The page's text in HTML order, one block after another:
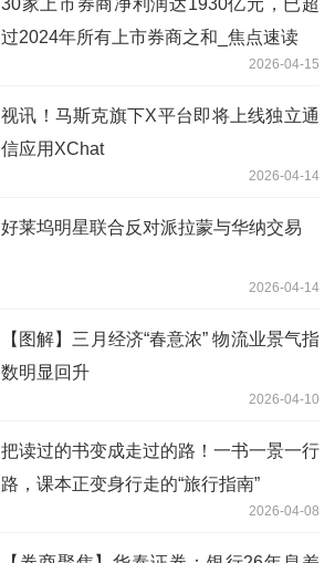
过2024年所有上市券商之和_焦点速读
2026-04-15
视讯！马斯克旗下X平台即将上线独立通
信应用XChat
2026-04-14
好莱坞明星联合反对派拉蒙与华纳交易
2026-04-14
【图解】三月经济“春意浓” 物流业景气指
数明显回升
2026-04-10
把读过的书变成走过的路！一书一景一行
路，课本正变身行走的“旅行指南”
2026-04-08